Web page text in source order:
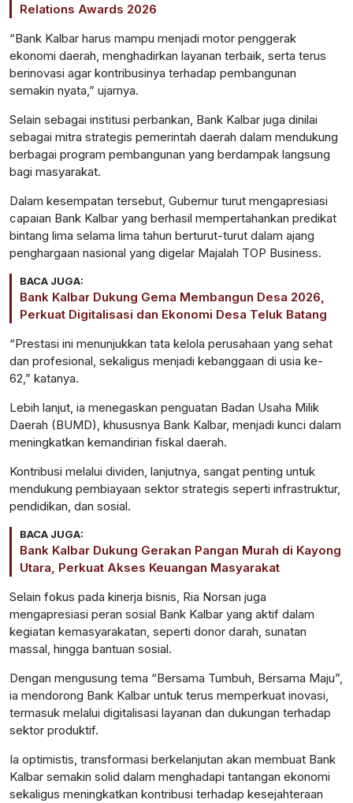
Relations Awards 2026
“Bank Kalbar harus mampu menjadi motor penggerak
ekonomi daerah, menghadirkan layanan terbaik, serta terus
berinovasi agar kontribusinya terhadap pembangunan
semakin nyata,” ujarnya.
Selain sebagai institusi perbankan, Bank Kalbar juga dinilai
sebagai mitra strategis pemerintah daerah dalam mendukung
berbagai program pembangunan yang berdampak langsung
bagi masyarakat.
Dalam kesempatan tersebut, Gubernur turut mengapresiasi
capaian Bank Kalbar yang berhasil mempertahankan predikat
bintang lima selama lima tahun berturut-turut dalam ajang
penghargaan nasional yang digelar Majalah TOP Business.
BACA JUGA:
Bank Kalbar Dukung Gema Membangun Desa 2026,
Perkuat Digitalisasi dan Ekonomi Desa Teluk Batang
“Prestasi ini menunjukkan tata kelola perusahaan yang sehat
dan profesional, sekaligus menjadi kebanggaan di usia ke-
62,” katanya.
Lebih lanjut, ia menegaskan penguatan Badan Usaha Milik
Daerah (BUMD), khususnya Bank Kalbar, menjadi kunci dalam
meningkatkan kemandirian fiskal daerah.
Kontribusi melalui dividen, lanjutnya, sangat penting untuk
mendukung pembiayaan sektor strategis seperti infrastruktur,
pendidikan, dan sosial.
BACA JUGA:
Bank Kalbar Dukung Gerakan Pangan Murah di Kayong
Utara, Perkuat Akses Keuangan Masyarakat
Selain fokus pada kinerja bisnis, Ria Norsan juga
mengapresiasi peran sosial Bank Kalbar yang aktif dalam
kegiatan kemasyarakatan, seperti donor darah, sunatan
massal, hingga bantuan sosial.
Dengan mengusung tema “Bersama Tumbuh, Bersama Maju”,
ia mendorong Bank Kalbar untuk terus memperkuat inovasi,
termasuk melalui digitalisasi layanan dan dukungan terhadap
sektor produktif.
Ia optimistis, transformasi berkelanjutan akan membuat Bank
Kalbar semakin solid dalam menghadapi tantangan ekonomi
sekaligus meningkatkan kontribusi terhadap kesejahteraan